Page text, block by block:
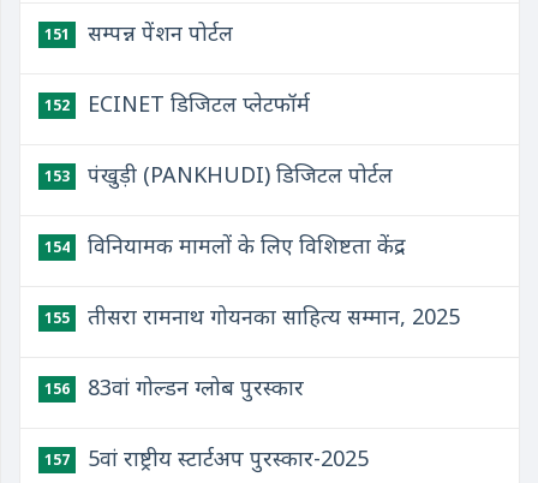
151 सम्पन्न पेंशन पोर्टल
152 ECINET डिजिटल प्लेटफॉर्म
153 पंखुड़ी (PANKHUDI) डिजिटल पोर्टल
154 विनियामक मामलों के लिए विशिष्टता केंद्र
155 तीसरा रामनाथ गोयनका साहित्य सम्मान, 2025
156 83वां गोल्डन ग्लोब पुरस्कार
157 5वां राष्ट्रीय स्टार्टअप पुरस्कार-2025